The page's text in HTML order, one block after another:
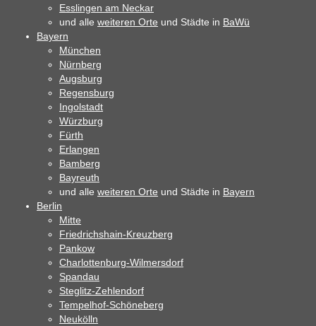
Esslingen am Neckar
und alle weiteren Orte und Städte in BaWü
Bayern
München
Nürnberg
Augsburg
Regensburg
Ingolstadt
Würzburg
Fürth
Erlangen
Bamberg
Bayreuth
und alle weiteren Orte und Städte in Bayern
Berlin
Mitte
Friedrichshain-Kreuzberg
Pankow
Charlottenburg-Wilmersdorf
Spandau
Steglitz-Zehlendorf
Tempelhof-Schöneberg
Neukölln